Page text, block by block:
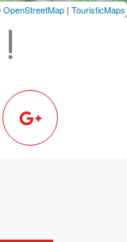
| TouristicMaps